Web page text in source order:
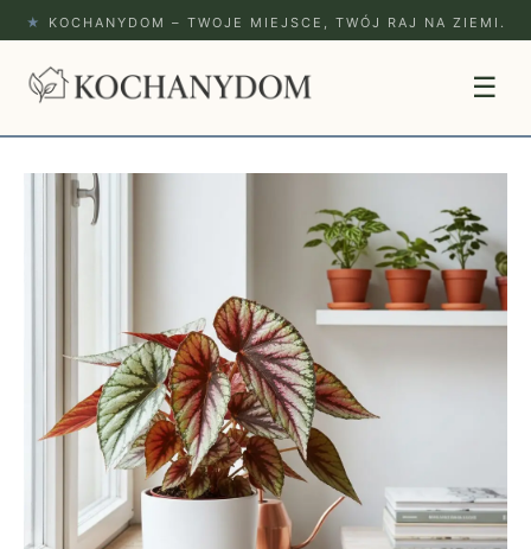
★ KOCHANYDOM – TWOJE MIEJSCE, TWÓJ RAJ NA ZIEMI.
☰